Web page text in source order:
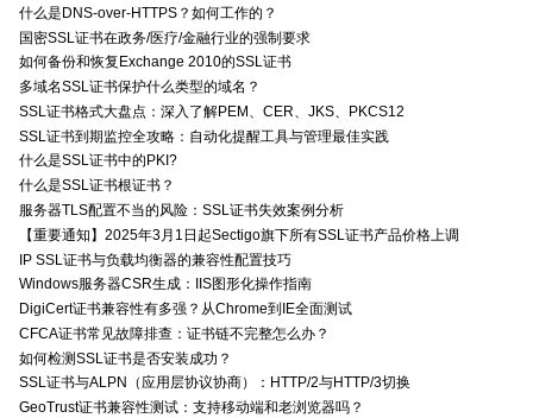
什么是DNS-over-HTTPS？如何工作的？
国密SSL证书在政务/医疗/金融行业的强制要求
如何备份和恢复Exchange 2010的SSL证书
多域名SSL证书保护什么类型的域名？
SSL证书格式大盘点：深入了解PEM、CER、JKS、PKCS12
SSL证书到期监控全攻略：自动化提醒工具与管理最佳实践
什么是SSL证书中的PKI?
什么是SSL证书根证书？
服务器TLS配置不当的风险：SSL证书失效案例分析
【重要通知】2025年3月1日起Sectigo旗下所有SSL证书产品价格上调
IP SSL证书与负载均衡器的兼容性配置技巧
Windows服务器CSR生成：IIS图形化操作指南
DigiCert证书兼容性有多强？从Chrome到IE全面测试
CFCA证书常见故障排查：证书链不完整怎么办？
如何检测SSL证书是否安装成功？
SSL证书与ALPN（应用层协议协商）：HTTP/2与HTTP/3切换
GeoTrust证书兼容性测试：支持移动端和老浏览器吗？